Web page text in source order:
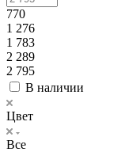
770
1 276
1 783
2 289
2 795
В наличии
Цвет
Все